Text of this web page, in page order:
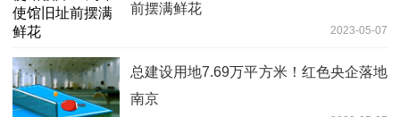
前摆满鲜花
2023-05-07
总建设用地7.69万平方米！红色央企落地
南京